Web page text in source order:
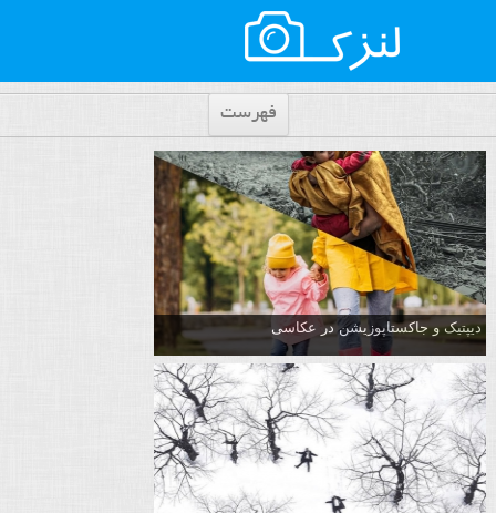
فهرست
دیپتیک و جاکستا‌پوزیشن در عکاسی